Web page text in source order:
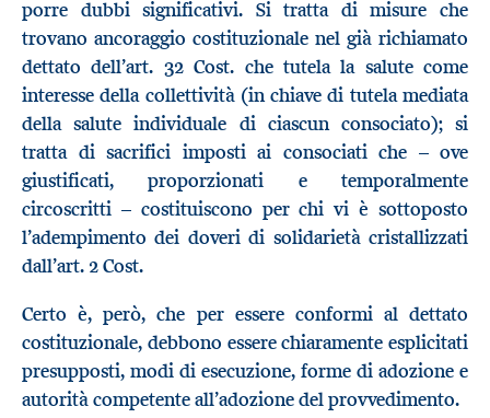
porre dubbi significativi. Si tratta di misure che
trovano ancoraggio costituzionale nel già richiamato
dettato dell’art. 32 Cost. che tutela la salute come
interesse della collettività (in chiave di tutela mediata
della salute individuale di ciascun consociato); si
tratta di sacrifici imposti ai consociati che – ove
giustificati, proporzionati e temporalmente
circoscritti – costituiscono per chi vi è sottoposto
l’adempimento dei doveri di solidarietà cristallizzati
dall’art. 2 Cost.
Certo è, però, che per essere conformi al dettato
costituzionale, debbono essere chiaramente esplicitati
presupposti, modi di esecuzione, forme di adozione e
autorità competente all’adozione del provvedimento.